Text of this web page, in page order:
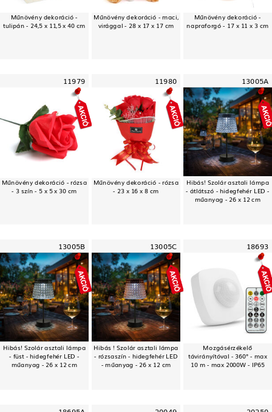
Műnövény dekoráció -
tulipán - 24,5 x 11,5 x 40 cm
Műnövény dekoráció - maci,
virággal - 28 x 17 x 17 cm
Műnövény dekoráció -
napraforgó - 17 x 11 x 3 cm
11979
Műnövény dekoráció - rózsa
- 3 szín - 5 x 5 x 30 cm
11980
Műnövény dekoráció - rózsa
- 23 x 16 x 8 cm
13005A
Hibás! Szolár asztali lámpa
- átlátszó - hidegfehér LED -
műanyag - 26 x 12 cm
13005B
Hibás! Szolár asztali lámpa
- füst - hidegfehér LED -
műanyag - 26 x 12 cm
13005C
Hibás ! Szolár asztali lámpa
- rózsaszín - hidegfehér LED
- műanyag - 26 x 12 cm
18693
Mozgásérzékelő
távirányítóval - 360° - max
10 m - max 2000W - IP65